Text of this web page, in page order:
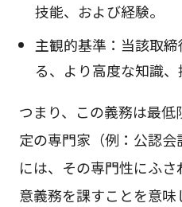
技能、および経験。
主観的基準：当該取
る、より高度な知識、
つまり、この義務は最
定の専門家（例：公認会
には、その専門性にふ
意義務を課すことを意味